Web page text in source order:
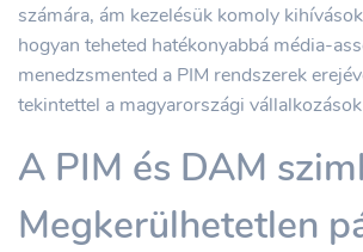
számára, ám kezelésük komoly
hogyan teheted hatékonyabbá média-
menedzsmented a PIM rendszerek
tekintettel a magyarországi
A PIM és DAM
Megkerülhetetlen